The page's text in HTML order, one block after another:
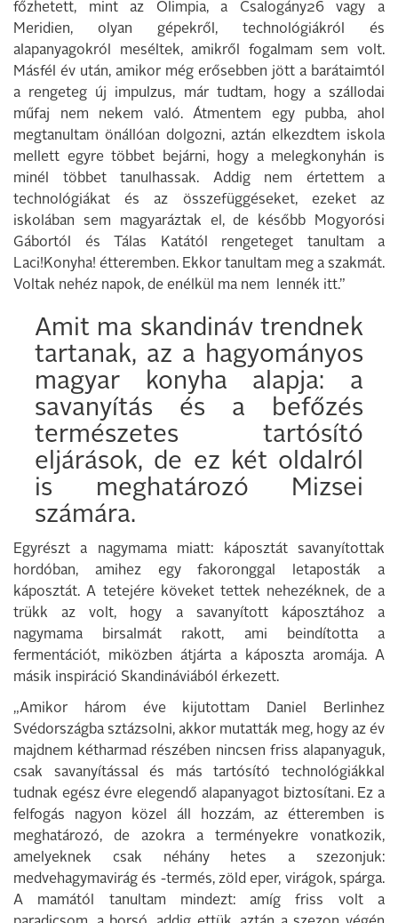
főzhetett, mint az Olimpia, a Csalogány26 vagy a
Meridien, olyan gépekről, technológiákról és
alapanyagokról meséltek, amikről fogalmam sem volt.
Másfél év után, amikor még erősebben jött a barátaimtól
a rengeteg új impulzus, már tudtam, hogy a szállodai
műfaj nem nekem való. Átmentem egy pubba, ahol
megtanultam önállóan dolgozni, aztán elkezdtem iskola
mellett egyre többet bejárni, hogy a melegkonyhán is
minél többet tanulhassak. Addig nem értettem a
technológiákat és az összefüggéseket, ezeket az
iskolában sem magyaráztak el, de később Mogyorósi
Gábortól és Tálas Katától rengeteget tanultam a
Laci!Konyha! étteremben. Ekkor tanultam meg a szakmát.
Voltak nehéz napok, de enélkül ma nem lennék itt.”
Amit ma skandináv trendnek
tartanak, az a hagyományos
magyar konyha alapja: a
savanyítás és a befőzés
természetes tartósító
eljárások, de ez két oldalról
is meghatározó Mizsei
számára.
Egyrészt a nagymama miatt: káposztát savanyítottak
hordóban, amihez egy fakoronggal letaposták a
káposztát. A tetejére köveket tettek nehezéknek, de a
trükk az volt, hogy a savanyított káposztához a
nagymama birsalmát rakott, ami beindította a
fermentációt, miközben átjárta a káposzta aromája. A
másik inspiráció Skandináviából érkezett.
„Amikor három éve kijutottam Daniel Berlinhez
Svédországba sztázsolni, akkor mutatták meg, hogy az év
majdnem kétharmad részében nincsen friss alapanyaguk,
csak savanyítással és más tartósító technológiákkal
tudnak egész évre elegendő alapanyagot biztosítani. Ez a
felfogás nagyon közel áll hozzám, az étteremben is
meghatározó, de azokra a terményekre vonatkozik,
amelyeknek csak néhány hetes a szezonjuk:
medvehagymavirág és -termés, zöld eper, virágok, spárga.
A mamától tanultam mindezt: amíg friss volt a